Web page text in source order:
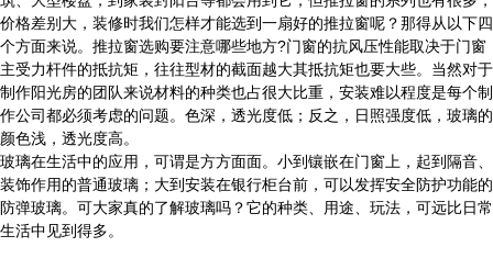
价格差别大，装修时我们怎样才能选到一扇好的推拉窗呢？那得从以下四
个方面来说。推拉窗选购要注意哪些地方?门窗的抗风压性能取决于门窗
主受力杆件的抵抗矩，往往型材的截面越大其抵抗矩也要大些。当然对于
制作阳光房的团队来说材料的种类也占很大比重，安装难以程度是每个制
作公司都必须考虑的问题。色深，透光度低；反之，日照强度低，玻璃的
颜色浅，透光度高。
玻璃在生活中的应用，可谓是方方面面。小到镶嵌在门窗上，起到隔音、
装饰作用的普通玻璃；大到安装在银行柜台前，可以发挥安全防护功能的
防弹玻璃。可大家真的了解玻璃吗？它的种类、用途、玩法，可远比日常
生活中见到得多。